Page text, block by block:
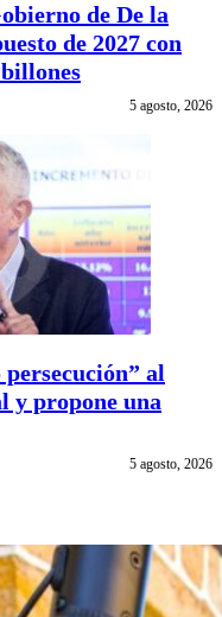
de De la
de 2027 con
5 agosto, 2026
al
y propone una
5 agosto, 2026